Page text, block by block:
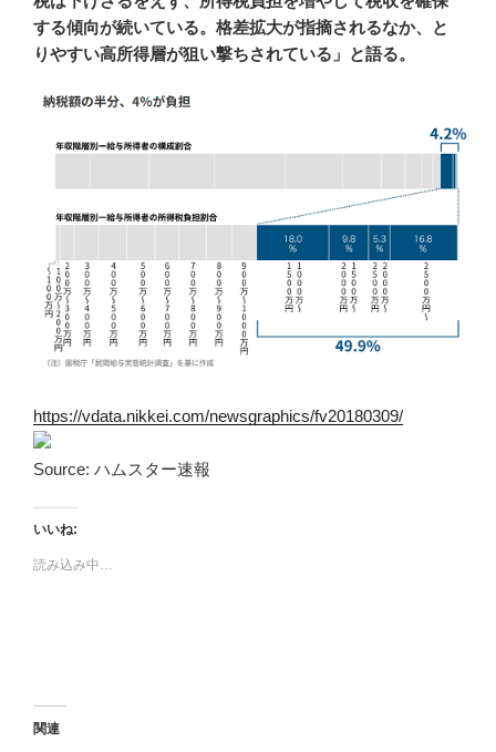
する傾向が続いている。格差拡大が指摘されるなか、と
りやすい高所得層が狙い撃ちされている」と語る。
https://vdata.nikkei.com/newsgraphics/fv20180309/
Source: ハムスター速報
いいね:
読み込み中…
関連